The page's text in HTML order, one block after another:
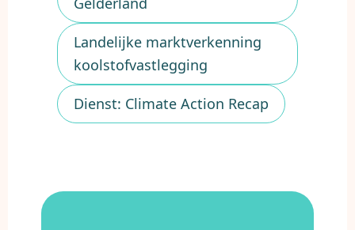
Landelijke marktverkenning
koolstofvastlegging
Dienst: Climate Action Recap